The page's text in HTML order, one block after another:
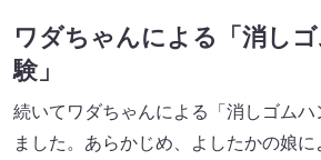
ワダちゃんによる「消し
験」
続いてワダちゃんによる「消しゴム
ました。あらかじめ、よしたかの娘